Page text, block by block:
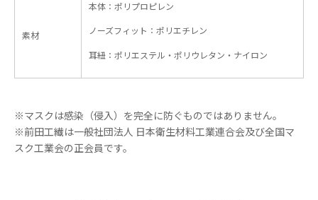
素材
本体：ポリプロピレン
ノーズフィット：ポリエチレン
耳紐：ポリエステル・ポリウレタン・ナイロン
※マスクは感染（侵入）を完全に防ぐものではありません。
※前田工繊は一般社団法人 日本衛生材料工業連合会及び全国マ
スク工業会の正会員です。